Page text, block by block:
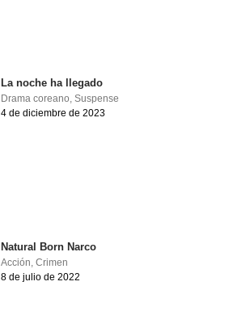
La noche ha llegado
Drama coreano,Suspense
4 de diciembre de 2023
Natural Born Narco
Acción,Crimen
8 de julio de 2022